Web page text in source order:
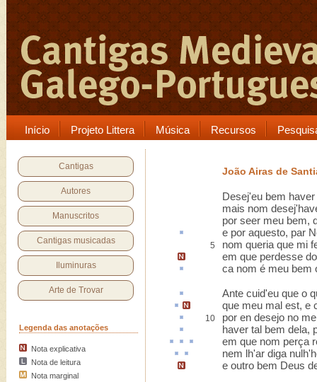
Início Projeto Littera Música Recursos
Cantigas
Autores
Manuscritos
Cantigas musicadas
Iluminuras
Arte de Trovar
Legenda das anotações
Nota explicativa
Nota de leitura
Nota marginal
João Airas de
Desej'eu bem
mais nom
por seer meu bem,
e por aquesto, par
5
nom queria que mi
em que perdesse
ca nom é meu bem
Ante cuid'eu que o
que meu mal est, e
10 por en desejo no
haver tal bem dela,
em que nom perça
nem lh'ar diga
e outro bem Deus